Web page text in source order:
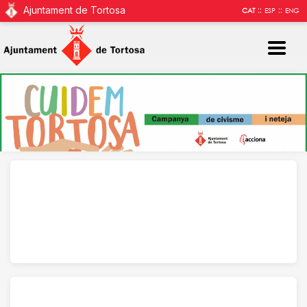
Ajuntament de Tortosa CAT::ESP ::ENG